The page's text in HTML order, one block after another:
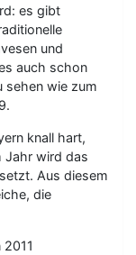
es gibt
und
auch schon
sehen wie zum
knall hart,
Jahr wird das
Aus diesem
die